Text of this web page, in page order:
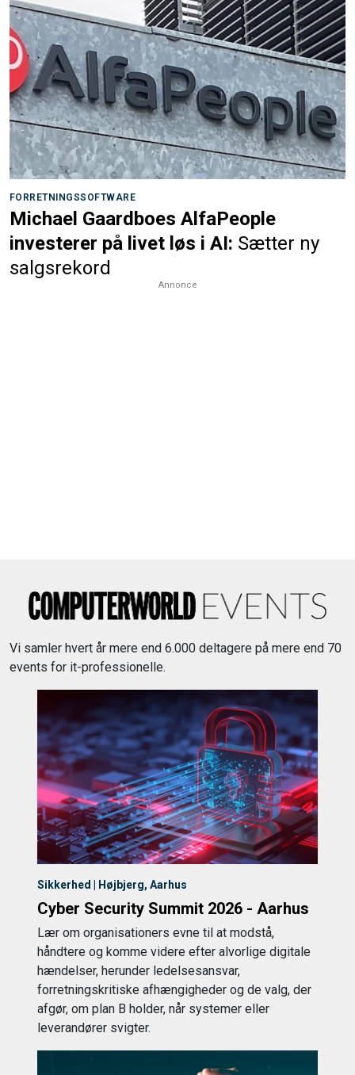
FORRETNINGSSOFTWARE
Michael Gaardboes AlfaPeople
investerer på livet løs i AI: Sætter ny
salgsrekord
Annonce
Vi samler hvert år mere end 6.000 deltagere på mere end 70
events for it-professionelle.
Sikkerhed | Højbjerg, Aarhus
Cyber Security Summit 2026 - Aarhus
Lær om organisationers evne til at modstå,
håndtere og komme videre efter alvorlige digitale
hændelser, herunder ledelsesansvar,
forretningskritiske afhængigheder og de valg, der
afgør, om plan B holder, når systemer eller
leverandører svigter.